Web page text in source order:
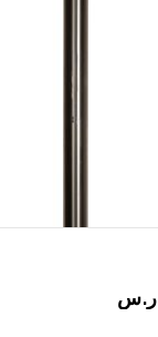
ADD TO CART
ر.س